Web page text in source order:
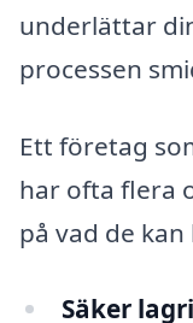
underlättar
processen
Ett företag
har ofta flera
på vad de
Säker